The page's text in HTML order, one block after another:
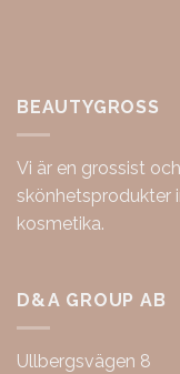
BEAUTYGROSS
Vi är en grossist
skönhetsprodukter
kosmetika.
D&A GROUP AB
Ullbergsvägen 8